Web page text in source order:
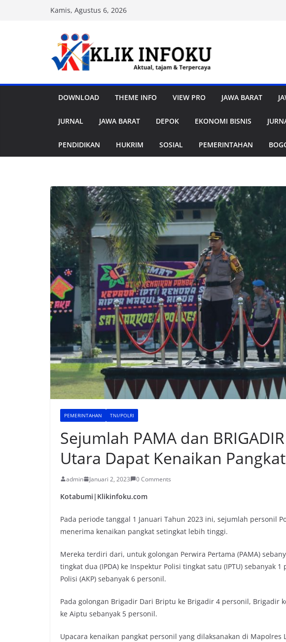
Kamis, Agustus 6, 2026
DOWNLOAD THEME INFO VIEW PRO JAWA BARAT
JURNAL JAWA BARAT DEPOK EKONOMI BISNIS
PENDIDIKAN HUKRIM SOSIAL PEMERINTAHAN
PEMERINTAHAN TNI/POLRI
Sejumlah PAMA dan
Utara Dapat Kenaikan Pangkat
admin Januari 2, 2023 0 Comments
Kotabumi|Klikinfoku.com
Pada periode tanggal 1 Januari Tahun 2023 ini, sejumlah personil
menerima kenaikan pangkat setingkat lebih tinggi.
Mereka terdiri dari, untuk golongan Perwira Pertama (PAMA)
tingkat dua (IPDA) ke Inspektur Polisi tingkat satu (IPTU) sebanyak
Polisi (AKP) sebanyak 6 personil.
Pada golongan Brigadir Dari Briptu ke Brigadir 4 personil, Brigadir
ke Aiptu sebanyak 5 personil.
Upacara kenaikan pangkat personil yang dilaksanakan di